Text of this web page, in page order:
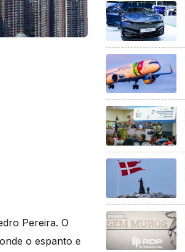
Pereira. O
o espanto e